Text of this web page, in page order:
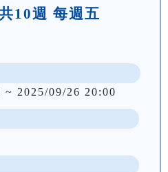
10週 每週五
~ 2025/09/26 20:00